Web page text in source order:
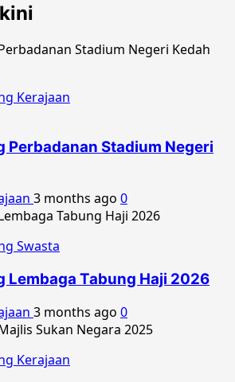
Kerajaan
Perbadanan Stadium Negeri
3 months ago 0
Swasta
Lembaga Tabung Haji 2026
3 months ago 0
Kerajaan